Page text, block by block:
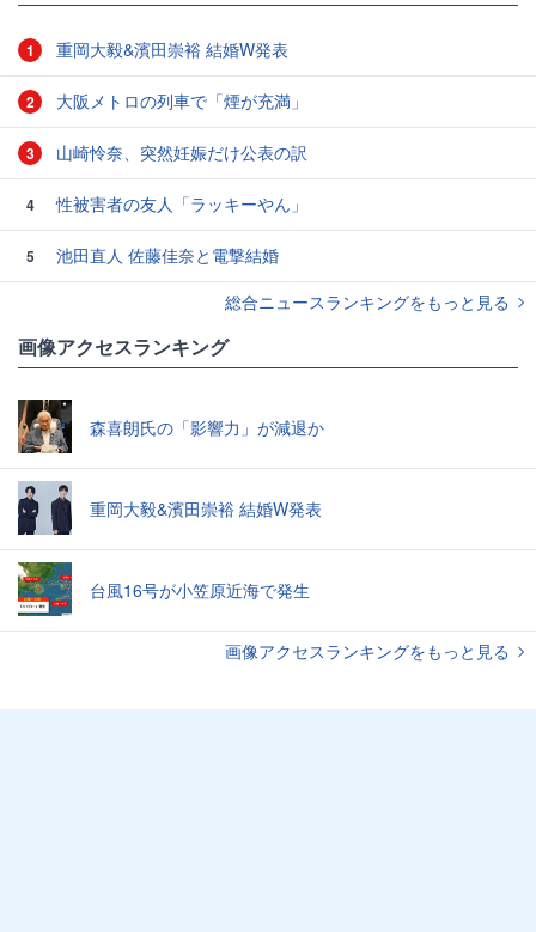
1 重岡大毅&濱田崇裕 結婚W発表
2 大阪メトロの列車で「煙が充満」
3 山崎怜奈、突然妊娠だけ公表の訳
4 性被害者の友人「ラッキーやん」
5
池田直人 佐藤佳奈と電撃結婚
総合ニュースランキングをもっと見る
画像アクセスランキング
森喜朗氏の「影響力」が減退か
重岡大毅&濱田崇裕 結婚W発表
台風16号が小笠原近海で発生
画像アクセスランキングをもっと見る